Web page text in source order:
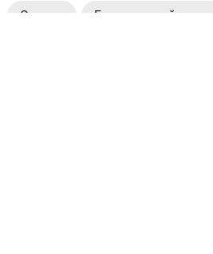
Оплата Безналичный расчет